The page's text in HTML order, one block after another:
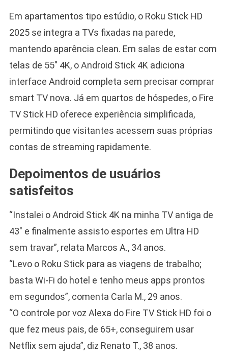
Em apartamentos tipo estúdio, o Roku Stick HD
2025 se integra a TVs fixadas na parede,
mantendo aparência clean. Em salas de estar com
telas de 55″ 4K, o Android Stick 4K adiciona
interface Android completa sem precisar comprar
smart TV nova. Já em quartos de hóspedes, o Fire
TV Stick HD oferece experiência simplificada,
permitindo que visitantes acessem suas próprias
contas de streaming rapidamente.
Depoimentos de usuários
satisfeitos
“Instalei o Android Stick 4K na minha TV antiga de
43″ e finalmente assisto esportes em Ultra HD
sem travar”, relata Marcos A., 34 anos.
“Levo o Roku Stick para as viagens de trabalho;
basta Wi-Fi do hotel e tenho meus apps prontos
em segundos”, comenta Carla M., 29 anos.
“O controle por voz Alexa do Fire TV Stick HD foi o
que fez meus pais, de 65+, conseguirem usar
Netflix sem ajuda”, diz Renato T., 38 anos.